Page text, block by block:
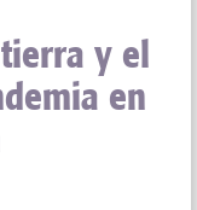
y el
en